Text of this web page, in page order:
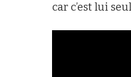
car c’est lui